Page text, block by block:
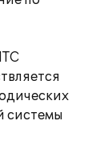
системы